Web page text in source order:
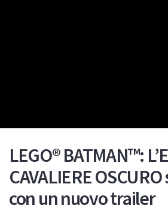
LEGO® BATMAN™:
CAVALIERE
con un nuovo trailer